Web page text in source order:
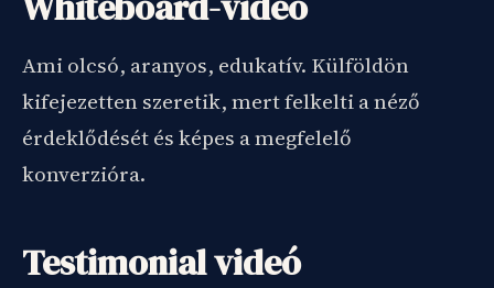
Ami olcsó, aranyos, edukatív. Külföldön
kifejezetten szeretik, mert felkelti a néző
érdeklődését és képes a megfelelő
konverzióra.
Testimonial videó